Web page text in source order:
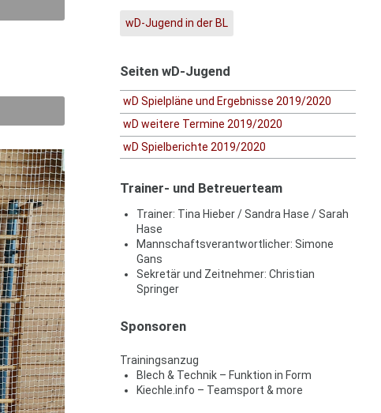
wD-Jugend in der BL
Seiten wD-Jugend
wD Spielpläne und Ergebnisse 2019/2020
wD weitere Termine 2019/2020
wD Spielberichte 2019/2020
Trainer- und Betreuerteam
Trainer: Tina Hieber / Sandra Hase / Sarah
Hase
Mannschaftsverantwortlicher: Simone
Gans
Sekretär und Zeitnehmer: Christian
Springer
Sponsoren
Trainingsanzug
Blech & Technik – Funktion in Form
Kiechle.info – Teamsport & more